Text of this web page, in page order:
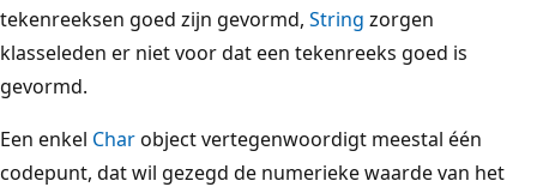
tekenreeksen goed zijn gevormd, String zorgen
klasseleden er niet voor dat een tekenreeks goed is
gevormd.
Een enkel Charobject vertegenwoordigt meestal één
codepunt, dat wil gezegd de numerieke waarde van het